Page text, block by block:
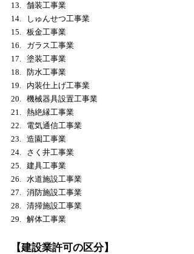
舗装工事業
しゅんせつ工事業
板金工事業
ガラス工事業
塗装工事業
防水工事業
内装仕上げ工事業
機械器具設置工事業
熱絶縁工事業
電気通信工事業
造園工事業
さく井工事業
建具工事業
水道施設工事業
消防施設工事業
清掃施設工事業
解体工事業
【建設業許可の区分】